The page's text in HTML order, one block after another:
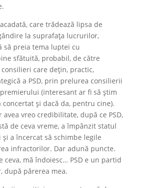
care trădează lipsa de
la suprafaţa lucrurilor,
să preia tema luptei cu
sfătuită, probabil, de către
consilieri care dețin, practic,
a PSD, prin prelurea consilierii
(interesant ar fi să ştim
concertat şi dacă da, pentru cine).
avea vreo credibilitate, după ce PSD,
de ceva vreme, a împânzit statul
a încercat să schimbe legile
infractorilor. Dar adună puncte.
ceva, mă îndoiesc… PSD e un partid
după părerea mea.